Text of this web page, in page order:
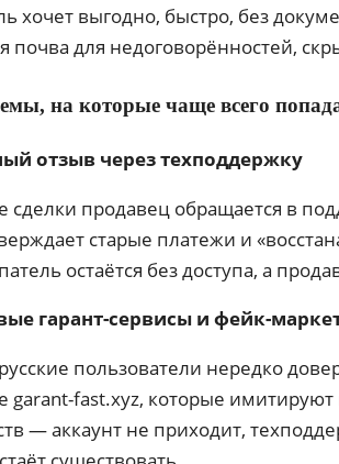
хочет выгодно, быстро, без
почва для недоговорённостей,
на которые чаще всего
отзыв через техподдержку
сделки продавец обращается в
старые платежи и
остаётся без доступа, а
гарант-сервисы и фейк-
пользователи нередко
garant-fast.xyz, которые
— аккаунт не приходит,